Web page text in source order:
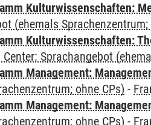
Kulturwissenschaften:
(ehemals Sprachenzentrum;
Kulturwissenschaften:
Sprachangebot
Management:
ohne CPs) -
Management:
ohne CPs) -